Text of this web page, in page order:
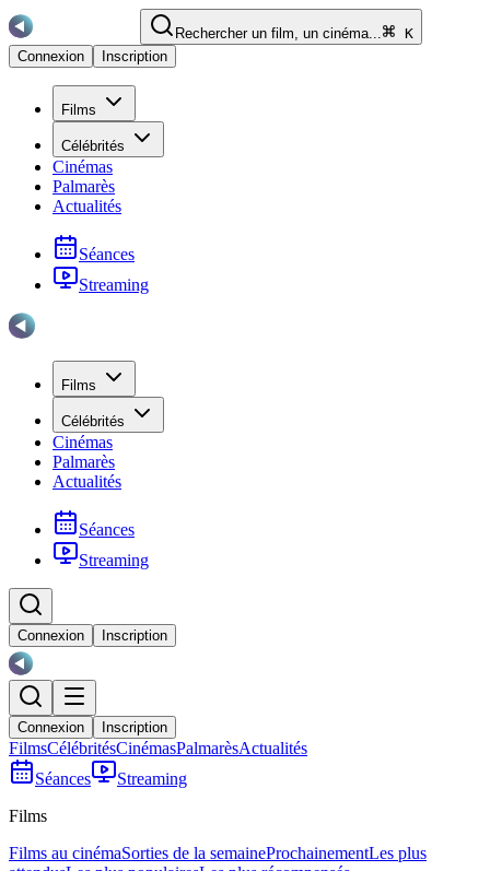
Rechercher un film, un cinéma...
K
Connexion
Inscription
Films
Célébrités
Cinémas
Palmarès
Actualités
Séances
Streaming
Films
Célébrités
Cinémas
Palmarès
Actualités
Séances
Streaming
Connexion Inscription
Connexion Inscription
FilmsCélébritésCinémasPalmarèsActualités
Séances
Streaming
Films
Films au cinémaSorties de la semaineProchainementLes plus